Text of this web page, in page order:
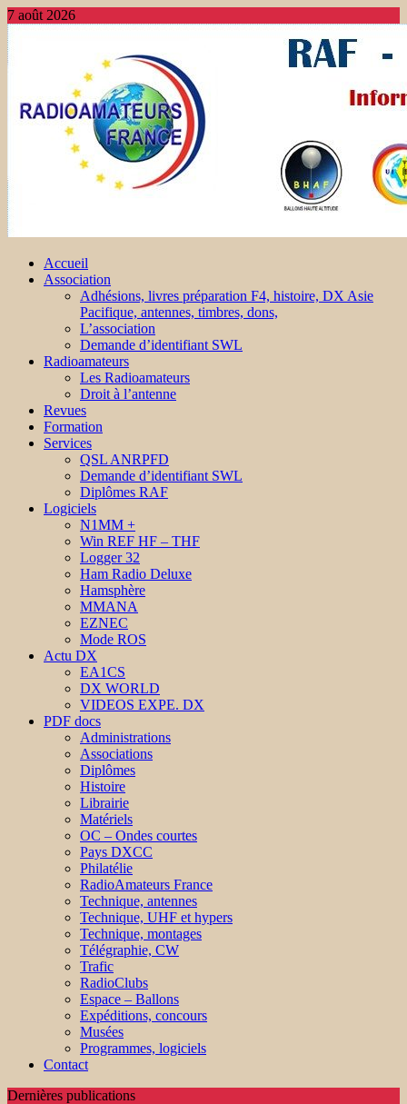
7 août 2026
Accueil
Association
Adhésions, livres préparation F4, histoire, DX Asie
Pacifique, antennes, timbres, dons,
L’association
Demande d’identifiant SWL
Radioamateurs
Les Radioamateurs
Droit à l’antenne
Revues
Formation
Services
QSL ANRPFD
Demande d’identifiant SWL
Diplômes RAF
Logiciels
N1MM +
Win REF HF – THF
Logger 32
Ham Radio Deluxe
Hamsphère
MMANA
EZNEC
Mode ROS
Actu DX
EA1CS
DX WORLD
VIDEOS EXPE. DX
PDF docs
Administrations
Associations
Diplômes
Histoire
Librairie
Matériels
OC – Ondes courtes
Pays DXCC
Philatélie
RadioAmateurs France
Technique, antennes
Technique, UHF et hypers
Technique, montages
Télégraphie, CW
Trafic
RadioClubs
Espace – Ballons
Expéditions, concours
Musées
Programmes, logiciels
Contact
Dernières publications